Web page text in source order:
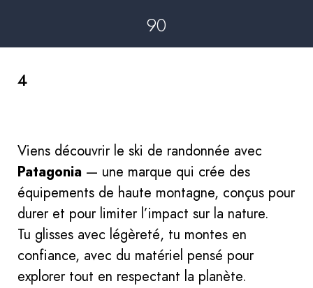
90
4
Viens découvrir le ski de randonnée avec
Patagonia — une marque qui crée des
équipements de haute montagne, conçus pour
durer et pour limiter l’impact sur la nature.
Tu glisses avec légèreté, tu montes en
confiance, avec du matériel pensé pour
explorer tout en respectant la planète.